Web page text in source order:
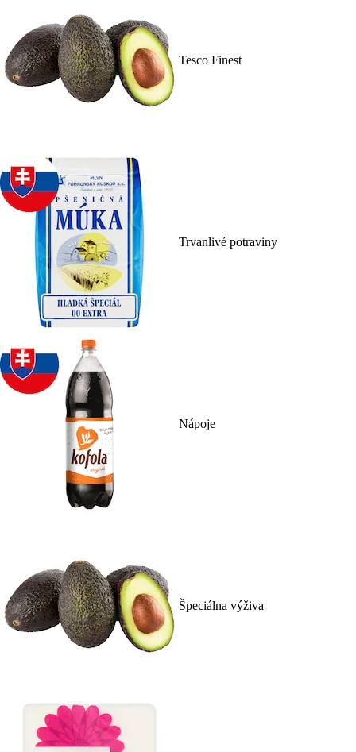
Tesco Finest
Trvanlivé potraviny
Nápoje
Špeciálna výživa